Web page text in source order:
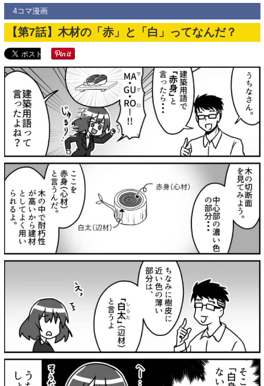
4コマ漫画
【第7話】木材の「赤」と「白」ってなんだ？